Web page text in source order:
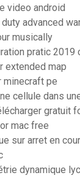
video android
advanced
musically
pratic 2019
extended map
minecraft pe
cellule dans
gratuit
mac free
sur arret en
dynamique